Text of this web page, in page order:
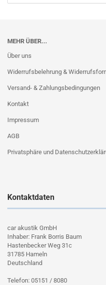
MEHR ÜBER...
Über uns
Widerrufsbelehrung &
Versand- & Zahlungsbedingungen
Kontakt
Impressum
AGB
Privatsphäre und
Kontaktdaten
car akustik GmbH
Inhaber: Frank Borris Baum
Hastenbecker Weg 31c
31785 Hameln
Deutschland
Telefon: 05151 / 8080